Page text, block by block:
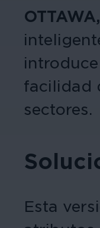
facilidad
sectores.
Esta